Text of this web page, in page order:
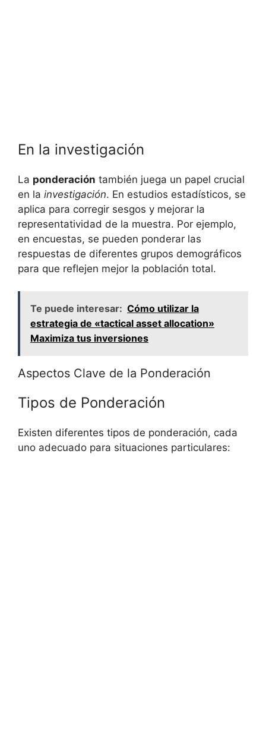
En la investigación
La ponderación también juega un papel crucial
en la investigación. En estudios estadísticos, se
aplica para corregir sesgos y mejorar la
representatividad de la muestra. Por ejemplo,
en encuestas, se pueden ponderar las
respuestas de diferentes grupos demográficos
para que reflejen mejor la población total.
Te puede interesar: Cómo utilizar la
estrategia de «tactical asset allocation»
Maximiza tus inversiones
Aspectos Clave de la Ponderación
Tipos de Ponderación
Existen diferentes tipos de ponderación, cada
uno adecuado para situaciones particulares: